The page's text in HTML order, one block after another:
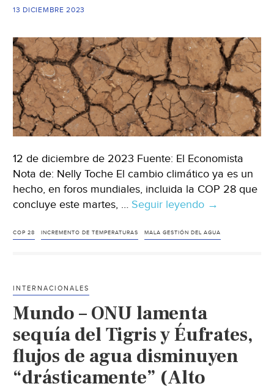
UNAM)
13 DICIEMBRE 2023
12 de diciembre de 2023 Fuente: El Economista
Nota de: Nelly Toche El cambio climático ya es un
hecho, en foros mundiales, incluida la COP 28 que
concluye este martes, … Seguir leyendo México-
México
hídrico
(El
Economista)
→
COP 28 INCREMENTO DE TEMPERATURAS MALA GESTIÓN DEL AGUA
INTERNACIONALES
Mundo – ONU lamenta
sequía del Tigris y Éufrates,
flujos de agua disminuyen
“drásticamente” (Alto